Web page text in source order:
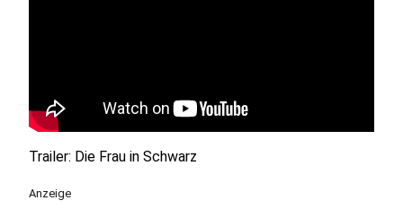
Trailer: Die Frau in Schwarz
Anzeige